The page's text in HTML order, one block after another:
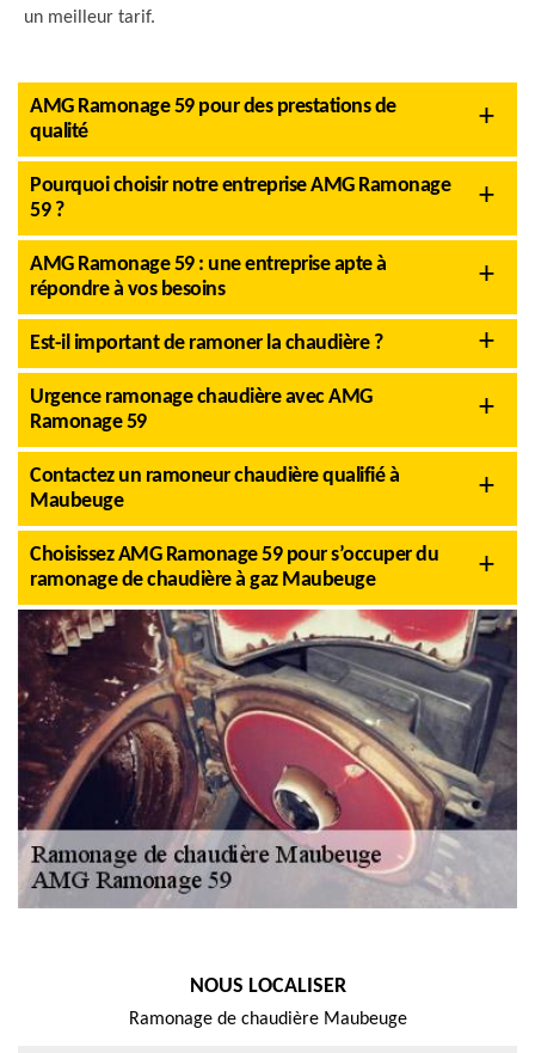
un meilleur tarif.
AMG Ramonage 59 pour des prestations de
qualité
Pourquoi choisir notre entreprise AMG Ramonage
59 ?
AMG Ramonage 59 : une entreprise apte à
répondre à vos besoins
Est-il important de ramoner la chaudière ?
Urgence ramonage chaudière avec AMG
Ramonage 59
Contactez un ramoneur chaudière qualifié à
Maubeuge
Choisissez AMG Ramonage 59 pour s’occuper du
ramonage de chaudière à gaz Maubeuge
NOUS LOCALISER
Ramonage de chaudière Maubeuge